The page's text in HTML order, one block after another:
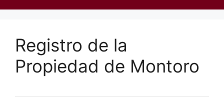
Registro de la
Propiedad de Montoro